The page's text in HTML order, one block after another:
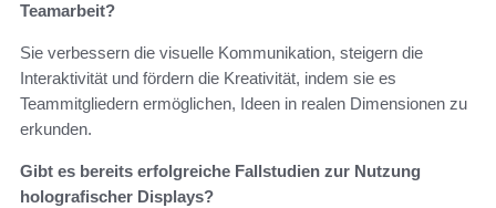
Teamarbeit?
Sie verbessern die visuelle Kommunikation, steigern die
Interaktivität und fördern die Kreativität, indem sie es
Teammitgliedern ermöglichen, Ideen in realen Dimensionen zu
erkunden.
Gibt es bereits erfolgreiche Fallstudien zur Nutzung
holografischer Displays?